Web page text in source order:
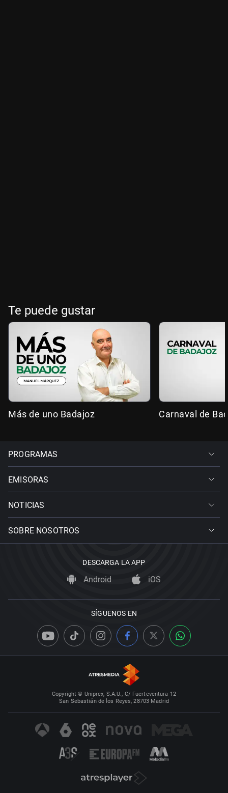
Te puede gustar
Más de uno Badajoz Carnaval de
PROGRAMAS
EMISORAS
NOTICIAS
SOBRE NOSOTROS
DESCARGA LA APP
Android iOS
SÍGUENOS EN
Copyright © Uniprex, S.A.U., C/ Fuerteventura 12
San Sebastián de los Reyes, 28703 Madrid